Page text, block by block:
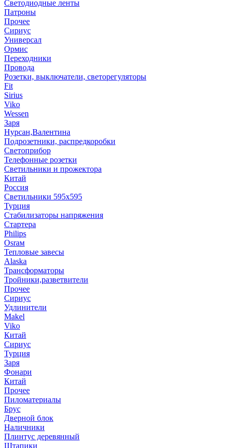
Светодиодные ленты
Патроны
Прочее
Сириус
Универсал
Ормис
Переходники
Провода
Розетки, выключатели, светорегуляторы
Fit
Sirius
Viko
Wessen
Заря
Нурсан,Валентина
Подрозетники, распредкоробки
Светоприбор
Телефонные розетки
Светильники и прожектора
Китай
Россия
Светильники 595х595
Турция
Стабилизаторы напряжения
Стартера
Philips
Оsrам
Тепловые завесы
Alaska
Трансформаторы
Тройники,разветвители
Прочее
Сириус
Удлинители
Makel
Viko
Китай
Сириус
Турция
Заря
Фонари
Китай
Прочее
Пиломатериалы
Брус
Дверной блок
Наличники
Плинтус деревянный
Штапики